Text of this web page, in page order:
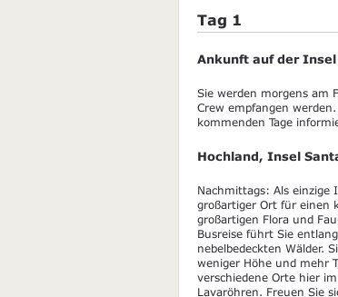
Tag 1
Ankunft auf der
Sie werden morgens am
Crew empfangen
kommenden Tage
Hochland, Insel
Nachmittags: Als einzige
großartiger Ort für einen
großartigen Flora und
Busreise führt Sie
nebelbedeckten Wälder.
weniger Höhe und mehr
verschiedene Orte hier
Lavaröhren. Freuen Sie